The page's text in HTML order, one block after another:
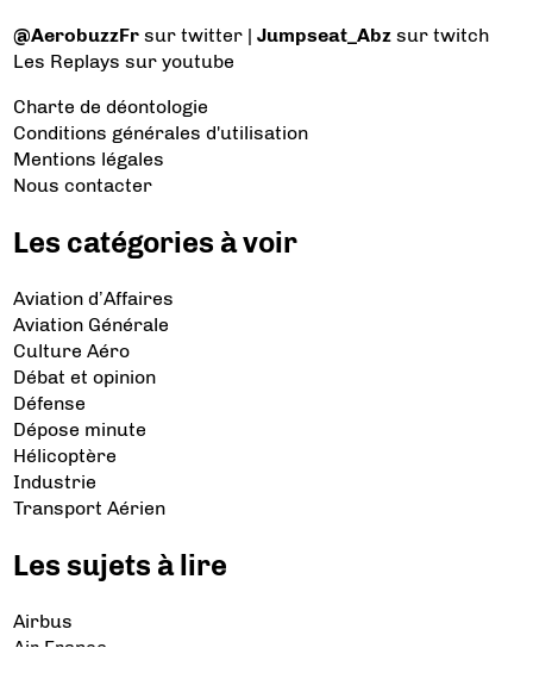
@AerobuzzFr sur twitter |Jumpseat_Abz sur twitch
Les Replays sur youtube
Charte de déontologie
Conditions générales d'utilisation
Mentions légales
Nous contacter
Les catégories à voir
Aviation d’Affaires
Aviation Générale
Culture Aéro
Débat et opinion
Défense
Dépose minute
Hélicoptère
Industrie
Transport Aérien
Les sujets à lire
Airbus
Air France